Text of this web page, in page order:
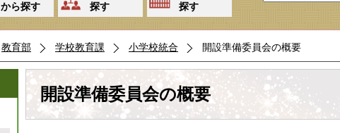
から探す
探す
探す
教育部 学校教育課 小学校統合 開設準備委員会の概要
開設準備委員会の概要